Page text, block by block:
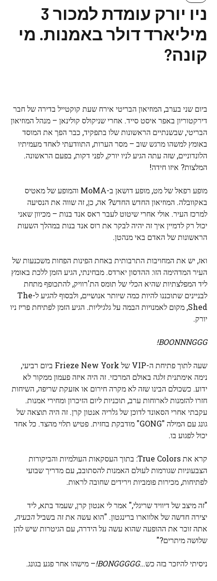
ניו יורק עומדת למכור 3
מיליארד דולר באמנות. מי
קונה?
ביום שני בערב, המוזיאון הבריטי אירח שעת קוקטייל בדירה של חבר
דירקטוריון באפר איסט סייד. אחרי שניקולס קולינאן – מנהל המוזיאון
הבריטי, שבשנתיים הראשונות שלו בתפקיד, כבר הפך את המוסד
באומץ למשהו מרגש שוב – מסר הערות, התוודעתי לאחד מעמיתיו
הלונדוניים, שזה עתה הגיע לניו יורק, לפני דקות, בפעם הראשונה.
המלצות? איזו חידה!
מופע רפאל של מט, מופע דושאן ב-MoMA והמופע של מאטיס
באקוובלה. המוזיאון החדש החדש? אה, כן, זה שווה את הנסיעה
למרכז העיר. אולי אחרי שיטוט לעבר ראס אנד בנות – מכיוון שאני
יכול רק לדמיין איך זה יהיה לבקר את רוס אנד בנות במהלך השעות
הראשונות של האדם באי מנהטן.
ואז, יש את המחויבות התרבותית באחת הפינות הפחות משכנעות של
העיר המדהימה הזו: ההדסון יארדס. מבחינתי, הגיע הזמן ללכת באומץ
ליד המפלצתיות שהיא הכלי של תומס הת'רוויק, להתכופף מתחת
לבניינים שתוכננו להיות כמה שיותר אנושיים, ולבסוף להגיע ל-The
Shed, מקום לאמנויות הבמה על גלגיליות. הגיע הזמן לפתיחת פריז ניו
יורק.
BOONNNGGG!
שעה לתוך פתיחת ה-VIP של Frieze New York ביום רביעי,
נימה אימתנית זלגה באולם המרכזי. זה היה איזה פעמון ממקור לא
ידוע. כשכולם הבינו שזה לא מקרה חירום או אזעקת שריפה, השיחות
חזרו להזמנות לארוחות ערב, תוכניות ליום הזיכרון ומחירי אמנות.
עקבתי אחרי הסאונד לדוכן של גלריה אנטון קרן. זה היה תוצאה של
גונג עם המילה "GONG" מודבקת בחזית. פטיש תלוי מהצד. כל אחד
יכול לפגוע בו.
קרא את True Colors: בתוך העסקאות העולמיות והביקורות
הצבעוניות שגורמות לעולם האמנות להסתובב, עם מדריך שבועי
לפתיחות, מכירות פומביות וירידים שחובה לראות.
"זה מיצב של דיוויד שריגלי," אמר לי אנטון קרן, שעמד בתא, ליד
יצירה חדשה של אלווארו ברינגטון. "הוא עשה את זה בשבילהבעיה,
אתה זוכר את ההופעה שהוא עשה על הידרה, עם הגיטרות שיש להן
שלושה מיתרים?"
ניסיתי להיזכר בזה כש…BONGGGGG! – מישהו אחר פגע בגונג.